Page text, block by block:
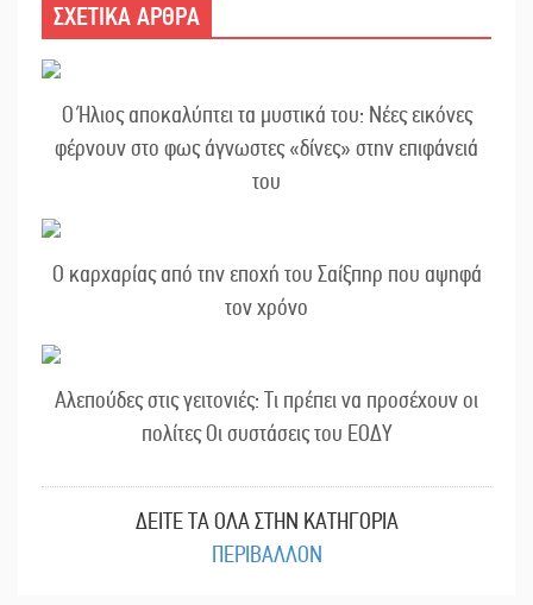
ΣΧΕΤΙΚΑ ΑΡΘΡΑ
Ο Ήλιος αποκαλύπτει τα μυστικά του: Νέες εικόνες
φέρνουν στο φως άγνωστες «δίνες» στην επιφάνειά
του
Ο καρχαρίας από την εποχή του Σαίξπηρ που αψηφά
τον χρόνο
Αλεπούδες στις γειτονιές: Τι πρέπει να προσέχουν οι
πολίτες Οι συστάσεις του ΕΟΔΥ
ΔΕΙΤΕ ΤΑ ΟΛΑ ΣΤΗΝ ΚΑΤΗΓΟΡΙΑ
ΠΕΡΙΒΑΛΛΟΝ